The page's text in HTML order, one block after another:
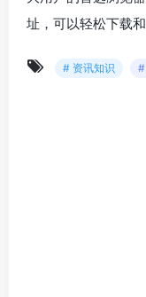
址，可以轻松下载
# 资讯知识 #